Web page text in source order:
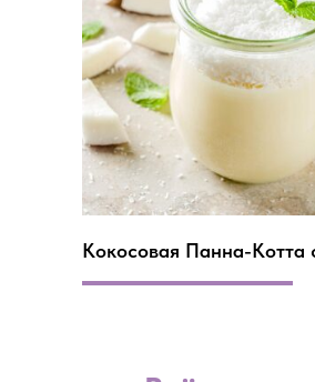
Кокосовая Панна-Котта